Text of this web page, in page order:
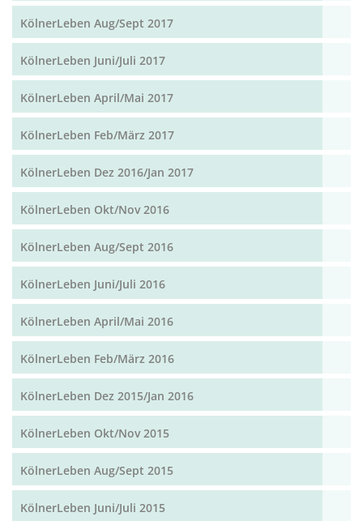
KölnerLeben Aug/Sept 2017
KölnerLeben Juni/Juli 2017
KölnerLeben April/Mai 2017
KölnerLeben Feb/März 2017
KölnerLeben Dez 2016/Jan 2017
KölnerLeben Okt/Nov 2016
KölnerLeben Aug/Sept 2016
KölnerLeben Juni/Juli 2016
KölnerLeben April/Mai 2016
KölnerLeben Feb/März 2016
KölnerLeben Dez 2015/Jan 2016
KölnerLeben Okt/Nov 2015
KölnerLeben Aug/Sept 2015
KölnerLeben Juni/Juli 2015